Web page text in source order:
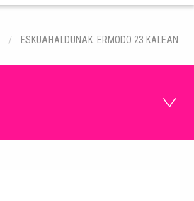
ESKUAHALDUNAK. ERMODO 23 KALEAN